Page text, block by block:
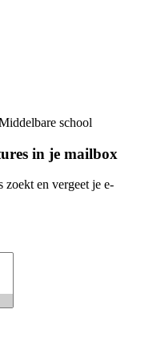
school
in je mailbox
en vergeet je e-